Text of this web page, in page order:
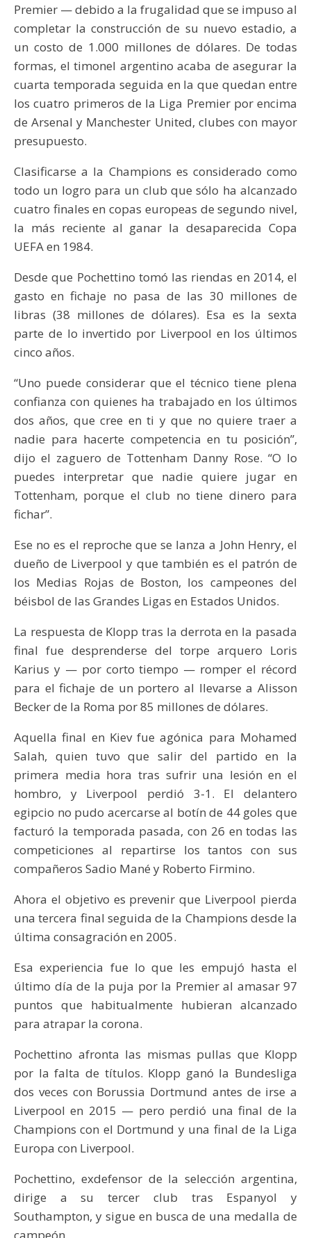
Premier — debido a la frugalidad que se impuso al
completar la construcción de su nuevo estadio, a
un costo de 1.000 millones de dólares. De todas
formas, el timonel argentino acaba de asegurar la
cuarta temporada seguida en la que quedan entre
los cuatro primeros de la Liga Premier por encima
de Arsenal y Manchester United, clubes con mayor
presupuesto.
Clasificarse a la Champions es considerado como
todo un logro para un club que sólo ha alcanzado
cuatro finales en copas europeas de segundo nivel,
la más reciente al ganar la desaparecida Copa
UEFA en 1984.
Desde que Pochettino tomó las riendas en 2014, el
gasto en fichaje no pasa de las 30 millones de
libras (38 millones de dólares). Esa es la sexta
parte de lo invertido por Liverpool en los últimos
cinco años.
“Uno puede considerar que el técnico tiene plena
confianza con quienes ha trabajado en los últimos
dos años, que cree en ti y que no quiere traer a
nadie para hacerte competencia en tu posición”,
dijo el zaguero de Tottenham Danny Rose. “O lo
puedes interpretar que nadie quiere jugar en
Tottenham, porque el club no tiene dinero para
fichar”.
Ese no es el reproche que se lanza a John Henry, el
dueño de Liverpool y que también es el patrón de
los Medias Rojas de Boston, los campeones del
béisbol de las Grandes Ligas en Estados Unidos.
La respuesta de Klopp tras la derrota en la pasada
final fue desprenderse del torpe arquero Loris
Karius y — por corto tiempo — romper el récord
para el fichaje de un portero al llevarse a Alisson
Becker de la Roma por 85 millones de dólares.
Aquella final en Kiev fue agónica para Mohamed
Salah, quien tuvo que salir del partido en la
primera media hora tras sufrir una lesión en el
hombro, y Liverpool perdió 3-1. El delantero
egipcio no pudo acercarse al botín de 44 goles que
facturó la temporada pasada, con 26 en todas las
competiciones al repartirse los tantos con sus
compañeros Sadio Mané y Roberto Firmino.
Ahora el objetivo es prevenir que Liverpool pierda
una tercera final seguida de la Champions desde la
última consagración en 2005.
Esa experiencia fue lo que les empujó hasta el
último día de la puja por la Premier al amasar 97
puntos que habitualmente hubieran alcanzado
para atrapar la corona.
Pochettino afronta las mismas pullas que Klopp
por la falta de títulos. Klopp ganó la Bundesliga
dos veces con Borussia Dortmund antes de irse a
Liverpool en 2015 — pero perdió una final de la
Champions con el Dortmund y una final de la Liga
Europa con Liverpool.
Pochettino, exdefensor de la selección argentina,
dirige a su tercer club tras Espanyol y
Southampton, y sigue en busca de una medalla de